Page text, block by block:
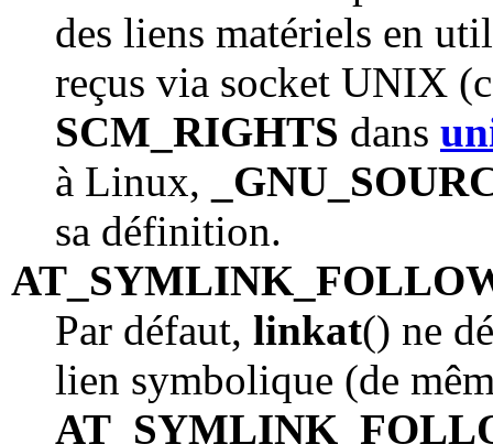
des liens matériels en
reçus via socket UNIX
SCM_RIGHTS dans
à Linux,
sa définition.
Par défaut, linkat() ne
lien symbolique (de